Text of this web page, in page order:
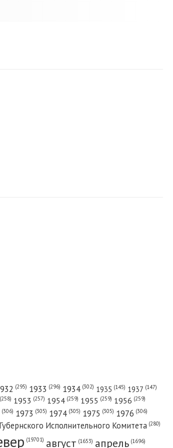
(295) 1933 (296) 1934 (302) 1935 (145) 1937 (147)
(258) 1953 (257) 1954 (259) 1955 (259) 1956 (259)
(306) 1973 (305) 1974 (305) 1975 (305) 1976 (306)
Исполнительного Комитета (280)
(19701) август (1653) апрель (1696)